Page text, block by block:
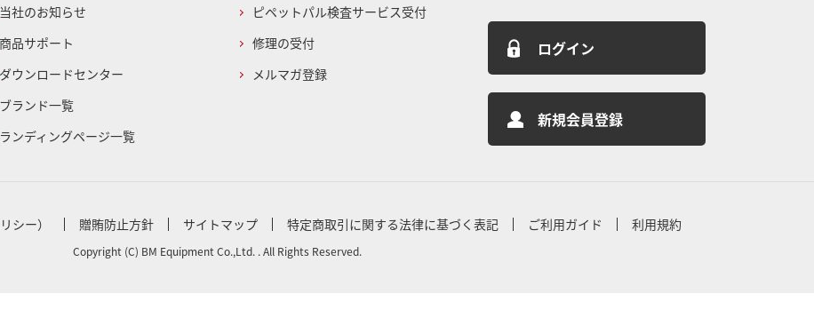
当社のお知らせ
商品サポート
ダウンロードセンター
ブランド一覧
ランディングページ一覧
ピペットパル検査サービス受付
修理の受付
メルマガ登録
ログイン
新規会員登録
シー） 贈賄防止方針 サイトマップ 特定商取引に関する法律に基づく表記 ご利用ガイド 利用規約
Copyright (C) BM Equipment Co.,Ltd. . All Rights Reserved.